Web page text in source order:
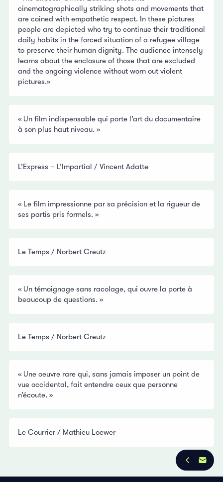
cinematographically striking shots and movements that
are coined with empathetic respect. In these pictures
people are depicted who try to continue their traditional
daily habits in the forced situation of a refugee village
to preserve their human dignity. The audience intensely
learns about the enclosure of those that are excluded
and the ongoing violence without worn out violent
pictures.»
« Un film indispensable qui porte l’art du documentaire
à son plus haut niveau. »
L’Express – L’Impartial / Vincent Adatte
« Le film impressionne par sa précision et la rigueur de
ses partis pris formels. »
Le Temps / Norbert Creutz
« Un témoignage sans racolage, qui ouvre la porte à
beaucoup de questions. »
Le Temps / Norbert Creutz
« Une oeuvre rare qui, sans jamais imposer un point de
vue occidental, fait entendre ceux que personne
n’écoute. »
Le Courrier / Mathieu Loewer